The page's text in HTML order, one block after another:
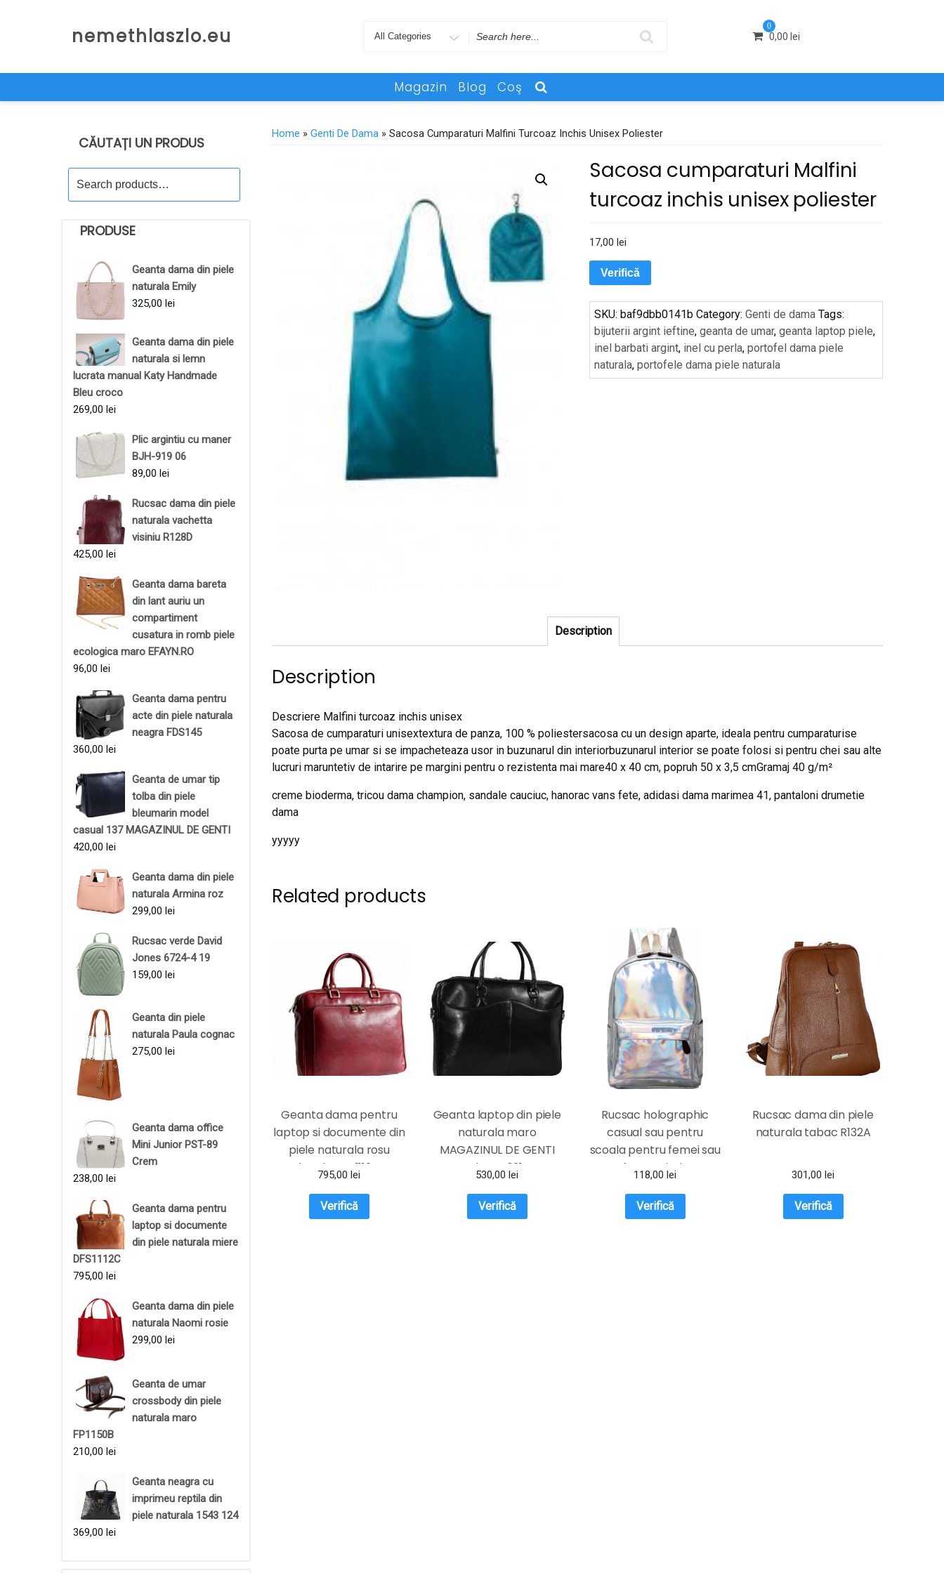
nemethlaszlo.eu
Search
0
0,00 lei
Magazin Blog Coş
CĂUTAȚI UN PRODUS
for:
PRODUSE
Geanta dama din piele
naturala Emily
325,00 lei
Geanta dama din piele
naturala si lemn
lucrata manual Katy Handmade
Bleu croco
269,00 lei
Plic argintiu cu maner
BJH-919 06
89,00 lei
Rucsac dama din piele
naturala vachetta
visiniu R128D
425,00 lei
Geanta dama bareta
din lant auriu un
compartiment
cusatura in romb piele
ecologica maro EFAYN.RO
96,00 lei
Geanta dama pentru
acte din piele naturala
neagra FDS145
360,00 lei
Geanta de umar tip
tolba din piele
bleumarin model
casual 137 MAGAZINUL DE GENTI
420,00 lei
Geanta dama din piele
naturala Armina roz
299,00 lei
Rucsac verde David
Jones 6724-4 19
159,00 lei
Geanta din piele
naturala Paula cognac
275,00 lei
Geanta dama office
Mini Junior PST-89
Crem
238,00 lei
Geanta dama pentru
laptop si documente
din piele naturala miere
DFS1112C
795,00 lei
Geanta dama din piele
naturala Naomi rosie
299,00 lei
Geanta de umar
crossbody din piele
naturala maro
FP1150B
210,00 lei
Geanta neagra cu
imprimeu reptila din
piele naturala 1543 124
369,00 lei
Home » Genti De Dama » Sacosa Cumparaturi Malfini Turcoaz Inchis Unisex Poliester
Sacosa cumparaturi Malfini
turcoaz inchis unisex poliester
17,00lei
Verifică
SKU:baf9dbb0141b Category:Genti de dama Tags:
bijuterii argint ieftine,geanta de umar,geanta laptop piele,
inel barbati argint, inel cu perla,portofel dama piele
naturala,portofele dama piele naturala
Description
Description
Descriere Malfini turcoaz inchis unisex
Sacosa de cumparaturi unisextextura de panza, 100 % poliestersacosa cu un design aparte, ideala pentru cumparaturise
poate purta pe umar si se impacheteaza usor in buzunarul din interiorbuzunarul interior se poate folosi si pentru chei sau alte
lucruri maruntetiv de intarire pe margini pentru o rezistenta mai mare40 x 40 cm, popruh 50 x 3,5 cmGramaj 40 g/m²
creme bioderma, tricou dama champion, sandale cauciuc, hanorac vans fete, adidasi dama marimea 41, pantaloni drumetie
dama
yyyyy
Related products
Geanta dama pentru
laptop si documente din
piele naturala rosu
bordo DFS1112D
795,00 lei
Verifică
Geanta laptop din piele
naturala maro
MAGAZINUL DE GENTI
dama 031
530,00 lei
Verifică
Rucsac holographic
casual sau pentru
scoala pentru femei sau
fete argintiu
118,00 lei
Verifică
Rucsac dama din piele
naturala tabac R132A
301,00 lei
Verifică